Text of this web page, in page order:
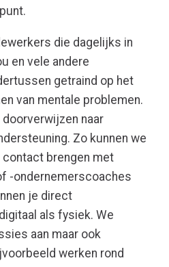
die dagelijks in
en vele andere
getraind op het
van mentale problemen.
naar
Zo kunnen we
contact brengen met
-ondernemerscoaches
je direct
als fysiek. We
aan maar ook
werken rond